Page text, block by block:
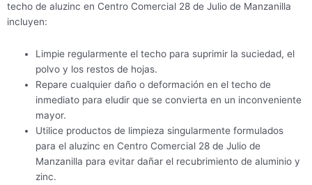
techo de aluzinc en Centro Comercial 28 de Julio de Manzanilla
incluyen:
Limpie regularmente el techo para suprimir la suciedad, el
polvo y los restos de hojas.
Repare cualquier daño o deformación en el techo de
inmediato para eludir que se convierta en un inconveniente
mayor.
Utilice productos de limpieza singularmente formulados
para el aluzinc en Centro Comercial 28 de Julio de
Manzanilla para evitar dañar el recubrimiento de aluminio y
zinc.